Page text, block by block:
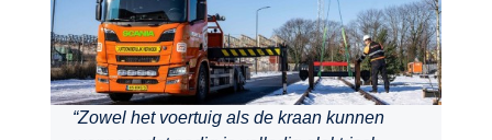
“Zowel het voertuig als de kraan kunnen